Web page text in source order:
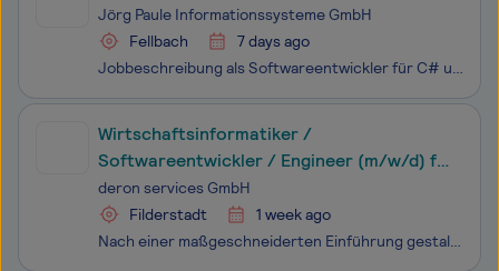
Jörg Paule Informationssysteme GmbH
Fellbach
7 days ago
Jobbeschreibung als Softwareentwickler für C# und Java
Wirtschaftsinformatiker /
Softwareentwickler / Engineer (m/w/d) für
Enterprise - Workflow - Systeme (C# oder
Java)
deron services GmbH
Filderstadt
1 week ago
Nach einer maßgeschneiderten Einführung gestalten Sie individuelle Daten-Management-Systeme und implementieren Enterprise-Software-Lösungen. Sie arbeiten an der Analyse der IST-Situation unserer TOP-Kunden mit und beteiligen sich an Anforderungsanalyse, Prozessmodellierung und Konzeption. Nach der